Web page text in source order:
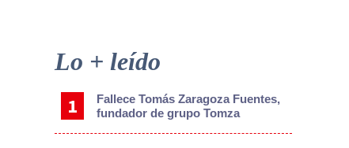
Sidebar
Lo + leído
Fallece Tomás Zaragoza Fuentes,
fundador de grupo Tomza